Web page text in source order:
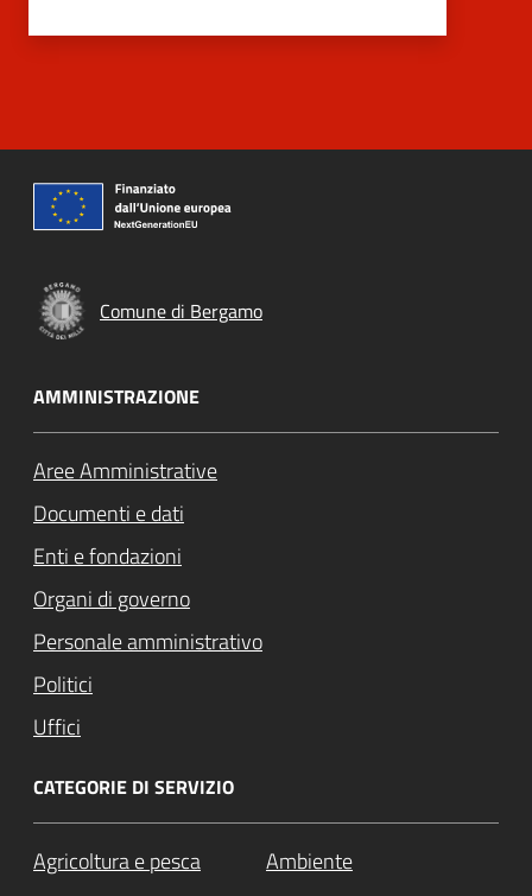
Comune di Bergamo
AMMINISTRAZIONE
Aree Amministrative
Documenti e dati
Enti e fondazioni
Organi di governo
Personale amministrativo
Politici
Uffici
CATEGORIE DI SERVIZIO
Agricoltura e pesca Ambiente